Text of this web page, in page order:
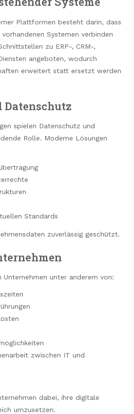
Plattformen besteht darin, dass
Systemen verbinden
zu ERP-, CRM-,
angeboten, wodurch
erweitert statt ersetzt werden
Datenschutz
spielen Datenschutz und
Rolle. Moderne Lösungen
Standards
zuverlässig geschützt.
unter anderem von:
zwischen IT und
dabei, ihre digitale
umzusetzen.